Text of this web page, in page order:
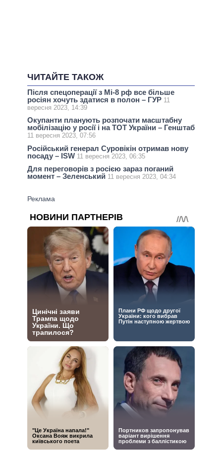
ЧИТАЙТЕ ТАКОЖ
Після спецоперації з Мі-8 рф все більше
росіян хочуть здатися в полон – ГУР 11
вересня 2023, 14:39
Окупанти планують розпочати масштабну
мобілізацію у росії і на ТОТ України – Генштаб
11 вересня 2023, 07:56
Російський генерал Суровікін отримав нову
посаду – ISW 11 вересня 2023, 06:35
Для переговорів з росією зараз поганий
момент – Зеленський 11 вересня 2023, 04:34